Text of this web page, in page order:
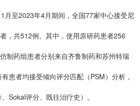
至2023年4月期间，全国77家中心接受尼
，共512例。其中，使用原研药患者256
制药组患者分别来自齐鲁制药和苏州特瑞
患者均接受倾向评分匹配（PSM）分析，
Sokal评分、既往治疗史）。